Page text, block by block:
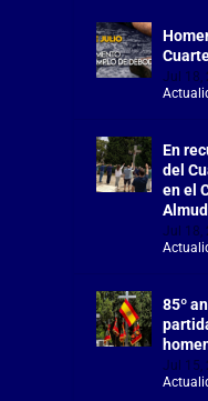
Jul 18,
En
del
en el
Jul 18,
85º
Jul 15,